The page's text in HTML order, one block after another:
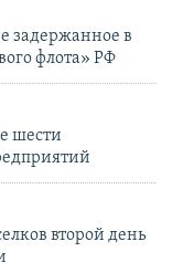
задержанное в
флота» РФ
шести
второй день